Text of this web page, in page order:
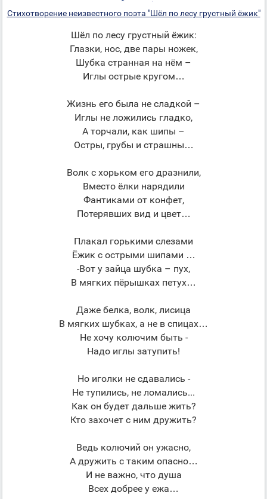
Стихотворение неизвестного поэта "Шёл по лесу грустный ёжик"
Шёл по лесу грустный ёжик:
Глазки, нос, две пары ножек,
Шубка странная на нём –
Иглы острые кругом…
Жизнь его была не сладкой –
Иглы не ложились гладко,
А торчали, как шипы –
Остры, грубы и страшны…
Волк с хорьком его дразнили,
Вместо ёлки нарядили
Фантиками от конфет,
Потерявших вид и цвет…
Плакал горькими слезами
Ёжик с острыми шипами …
-Вот у зайца шубка – пух,
В мягких пёрышках петух…
Даже белка, волк, лисица
В мягких шубках, а не в спицах…
Не хочу колючим быть -
Надо иглы затупить!
Но иголки не сдавались -
Не тупились, не ломались...
Как он будет дальше жить?
Кто захочет с ним дружить?
Ведь колючий он ужасно,
А дружить с таким опасно…
И не важно, что душа
Всех добрее у ежа…